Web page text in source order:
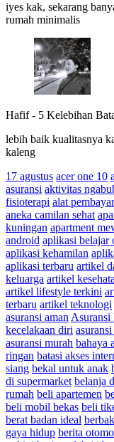
iyes kak, sekarang
rumah minimalis
Hafif- 5 Kelebihan
lebih baik kualitasnya
kaleng
17 agustus acer one 10
asuransi aktivitas
fisioterapi alat
aneka camilan sehat
kuningan apartment
android aplikasi belajar
aplikasi kehamilan
aplikasi terbaru artikel
keluarga artikel
artikel lifestyle terkini
terbaru artikel teknologi
asuransi amanAsuransi
kecelakaan diri
asuransi murah bahaya
ringan batasi akses
siang bekal untuk anak
di supermarket belanja
rumah beli apartemen
beli mobil bekas beli
berat badan ideal
gaya hidup berita